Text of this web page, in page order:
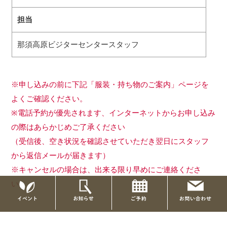
担当
那須高原ビジターセンタースタッフ
※申し込みの前に下記「服装・持ち物のご案内」ページを
よくご確認ください。
※電話予約が優先されます、インターネットからお申し込み
の際はあらかじめご了承ください
（受信後、空き状況を確認させていただき翌日にスタッフ
から返信メールが届きます）
※キャンセルの場合は、出来る限り早めにご連絡くださ
い。